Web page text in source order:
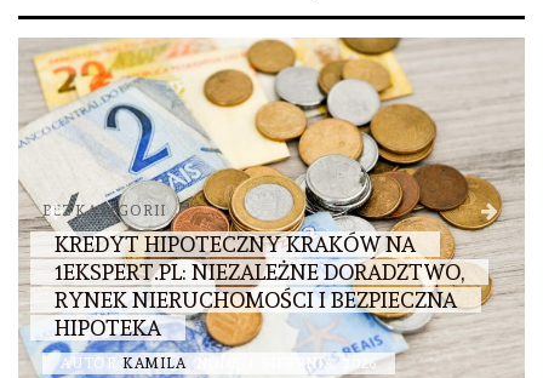
BEZ KATEGORII
KREDYT HIPOTECZNY KRAKÓW NA
1EKSPERT.PL: NIEZALEŻNE DORADZTWO,
RYNEK NIERUCHOMOŚCI I BEZPIECZNA
HIPOTEKA
AUTOR KAMILA 1 SIERPNIA, 2026